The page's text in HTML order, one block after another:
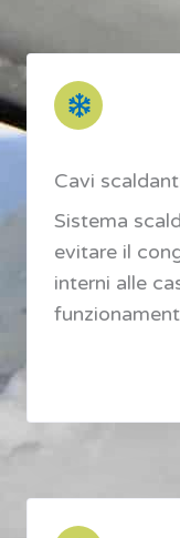
Cavi
Sistema
evitare il
interni alle